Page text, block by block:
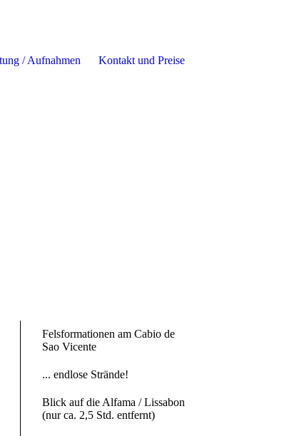
Felsformationen am Cabio de
Sao Vicente
... endlose Strände!
Blick auf die Alfama / Lissabon
(nur ca. 2,5 Std. entfernt)
/ Aufnahmen Kontakt und Preise